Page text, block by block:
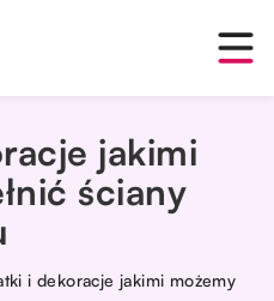
jakimi
ściany
i dekoracje jakimi możemy